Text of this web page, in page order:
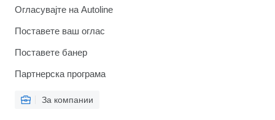
Огласувајте на Autoline
Поставете ваш оглас
Поставете банер
Партнерска програма
За компании